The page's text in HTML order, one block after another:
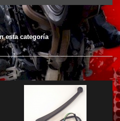
esta categoría